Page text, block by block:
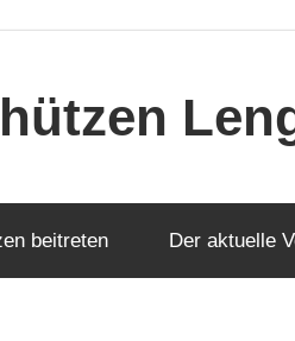
beitreten Der aktuelle